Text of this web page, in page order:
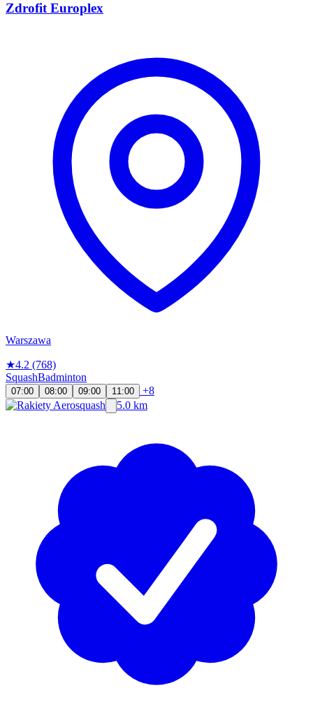
Zdrofit Europlex
Warszawa
★4.2 (768)
SquashBadminton
07:00 08:00 09:00 11:00
+8
5.0 km